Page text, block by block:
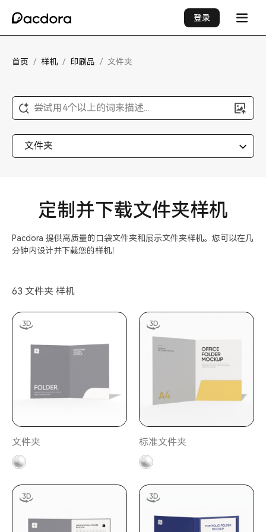
登录
首页 / 样机 / 印刷品 / 文件夹
尝试用4个以上的词来描述...
文件夹
定制并下载文件夹样机
Pacdora 提供高质量的口袋文件夹和展示文件夹样机。您可以在几
分钟内设计并下载您的样机！
63 文件夹 样机
文件夹 标准文件夹